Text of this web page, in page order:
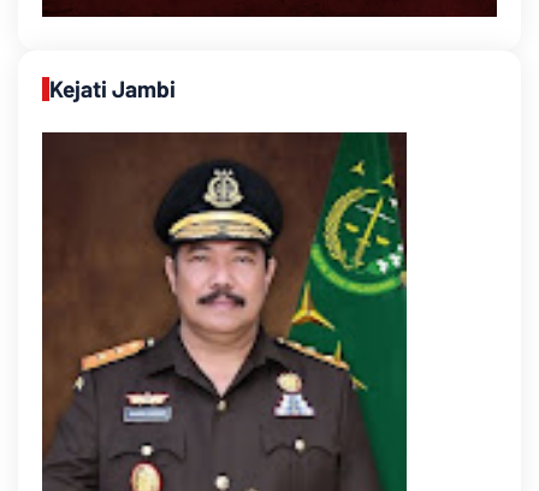
Kejati Jambi